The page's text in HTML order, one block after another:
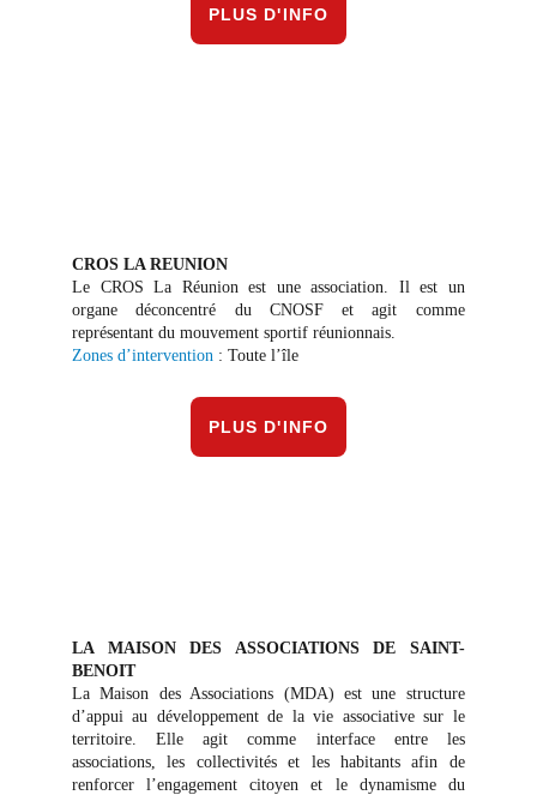
CROS LA REUNION
Le CROS La Réunion est une association. Il est un
organe déconcentré du CNOSF et agit comme
représentant du mouvement sportif réunionnais.
Zones d’intervention : Toute l’île
LA MAISON DES ASSOCIATIONS DE SAINT-
BENOIT
La Maison des Associations (MDA) est une structure
d’appui au développement de la vie associative sur le
territoire. Elle agit comme interface entre les
associations, les collectivités et les habitants afin de
renforcer l’engagement citoyen et le dynamisme du
PLUS D'INFO
PLUS D'INFO